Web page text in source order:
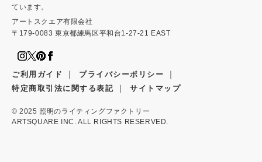
ています。
アートスクエア有限会社
〒179-0083 東京都練馬区平和台1-27-21 EAST
ご利用ガイド ｜ プライバシーポリシー ｜
特定商取引法に関する表記 ｜ サイトマップ
© 2025 照明のライティングファクトリー
ARTSQUARE INC. ALL RIGHTS RESERVED.